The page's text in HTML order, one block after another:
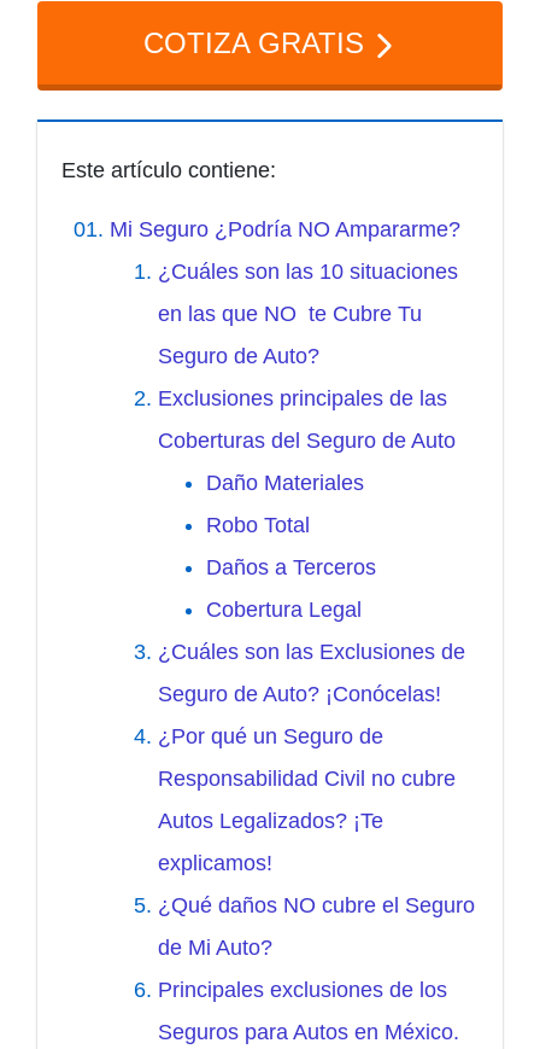
COTIZA GRATIS
Este artículo contiene:
Mi Seguro ¿Podría NO Ampararme?
¿Cuáles son las 10 situaciones
en las que NO te Cubre Tu
Seguro de Auto?
Exclusiones principales de las
Coberturas del Seguro de Auto
Daño Materiales
Robo Total
Daños a Terceros
Cobertura Legal
¿Cuáles son las Exclusiones de
Seguro de Auto? ¡Conócelas!
¿Por qué un Seguro de
Responsabilidad Civil no cubre
Autos Legalizados? ¡Te
explicamos!
¿Qué daños NO cubre el Seguro
de Mi Auto?
Principales exclusiones de los
Seguros para Autos en México.